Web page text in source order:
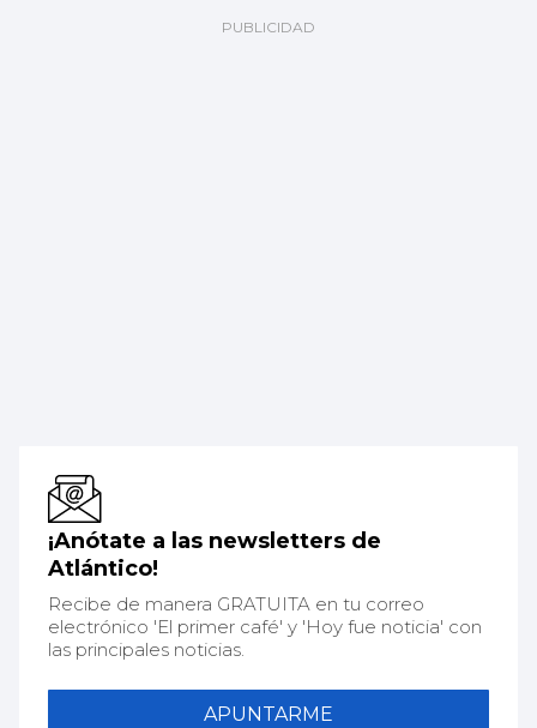
¡Anótate a las newsletters de
Atlántico!
Recibe de manera GRATUITA en tu correo
electrónico 'El primer café' y 'Hoy fue noticia' con
las principales noticias.
APUNTARME